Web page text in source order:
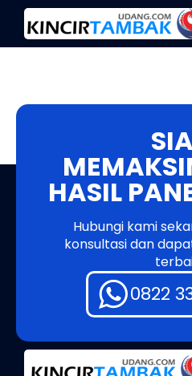
HASIL
Hubungi kami
konsultasi dan
0822